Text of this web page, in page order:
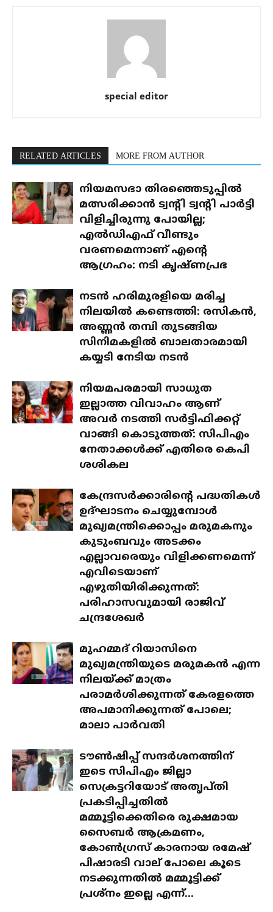
special editor
RELATED ARTICLES MORE FROM AUTHOR
നിയമസഭാ തിരഞ്ഞെടുപ്പിൽ
മത്സരിക്കാൻ ട്വന്റി ട്വന്റി പാർട്ടി
വിളിച്ചിരുന്നു പോയില്ല;
എൽഡിഎഫ് വീണ്ടും
വരണമെന്നാണ് എന്റെ
ആഗ്രഹം: നടി കൃഷ്ണപ്രഭ
നടൻ ഹരിമുരളിയെ മരിച്ച
നിലയിൽ കണ്ടെത്തി: രസികൻ,
അണ്ണൻ തമ്പി തുടങ്ങിയ
സിനിമകളിൽ ബാലതാരമായി
കയ്യടി നേടിയ നടൻ
നിയമപരമായി സാധുത
ഇല്ലാത്ത വിവാഹം ആണ്
അവർ നടത്തി സർട്ടിഫിക്കറ്റ്
വാങ്ങി കൊടുത്തത്: സിപിഎം
നേതാക്കൾക്ക് എതിരെ കെപി
ശശികല
കേന്ദ്രസർക്കാരിന്റെ പദ്ധതികൾ
ഉദ്ഘാടനം ചെയ്യുമ്പോൾ
മുഖ്യമന്ത്രിക്കൊപ്പം മരുമകനും
കുടുംബവും അടക്കം
എല്ലാവരെയും വിളിക്കണമെന്ന്
എവിടെയാണ്
എഴുതിയിരിക്കുന്നത്:
പരിഹാസവുമായി രാജിവ്
ചന്ദ്രശേഖർ
മുഹമ്മദ് റിയാസിനെ
മുഖ്യമന്ത്രിയുടെ മരുമകൻ എന്ന
നിലയ്ക്ക് മാത്രം
പരാമർശിക്കുന്നത് കേരളത്തെ
അപമാനിക്കുന്നത് പോലെ;
മാലാ പാർവതി
ടൗൺഷിപ്പ് സന്ദർശനത്തിന്
ഇടെ സിപിഎം ജില്ലാ
സെക്രട്ടറിയോട് അതൃപ്തി
പ്രകടിപ്പിച്ചതിൽ
മമ്മൂട്ടിക്കെതിരെ രുക്ഷമായ
സൈബർ ആക്രമണം,
കോൺഗ്രസ് കാരനായ രമേഷ്
പിഷാരടി വാല് പോലെ കൂടെ
നടക്കുന്നതിൽ മമ്മൂട്ടിക്ക്
പ്രശ്‌നം ഇല്ലെ എന്ന്...